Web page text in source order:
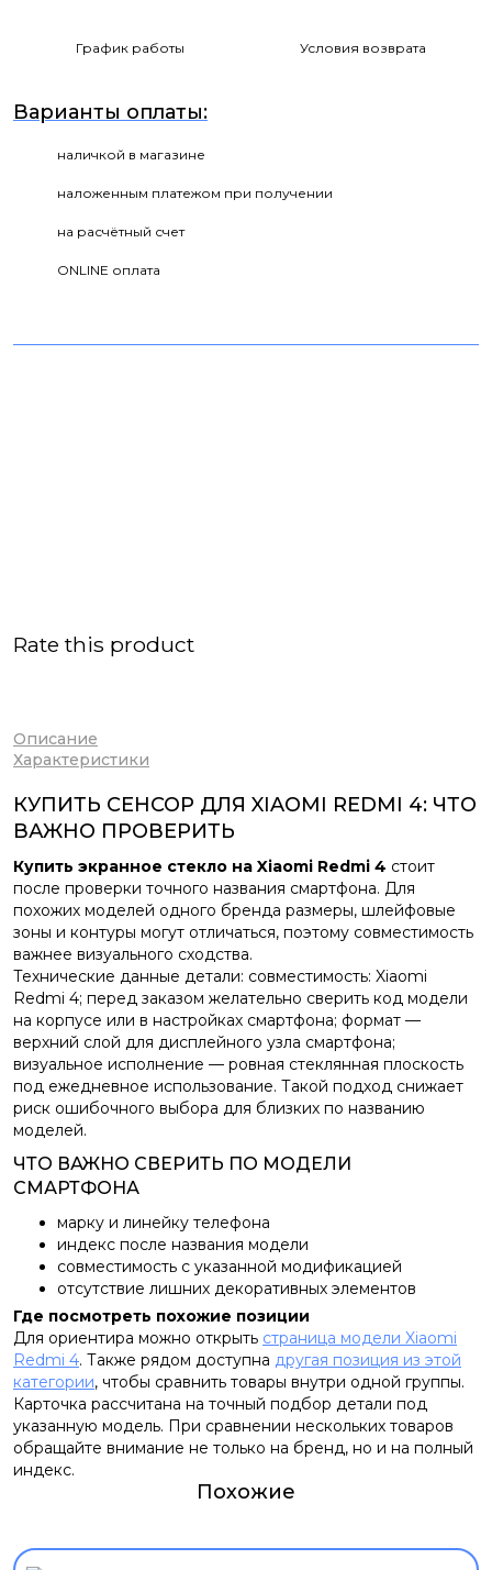
График работы Условия возврата
Варианты оплаты:
наличкой в магазине
наложенным платежом при получении
на расчётный счет
ONLINE оплата
Rate this product
Описание
Характеристики
КУПИТЬ СЕНСОР ДЛЯ XIAOMI REDMI 4: ЧТО
ВАЖНО ПРОВЕРИТЬ
Купить экранное стекло на Xiaomi Redmi 4 стоит
после проверки точного названия смартфона. Для
похожих моделей одного бренда размеры, шлейфовые
зоны и контуры могут отличаться, поэтому совместимость
важнее визуального сходства.
Технические данные детали: совместимость: Xiaomi
Redmi 4; перед заказом желательно сверить код модели
на корпусе или в настройках смартфона; формат —
верхний слой для дисплейного узла смартфона;
визуальное исполнение — ровная стеклянная плоскость
под ежедневное использование. Такой подход снижает
риск ошибочного выбора для близких по названию
моделей.
ЧТО ВАЖНО СВЕРИТЬ ПО МОДЕЛИ
СМАРТФОНА
марку и линейку телефона
индекс после названия модели
совместимость с указанной модификацией
отсутствие лишних декоративных элементов
Где посмотреть похожие позиции
Для ориентира можно открыть страница модели Xiaomi
Redmi 4. Также рядом доступна другая позиция из этой
категории, чтобы сравнить товары внутри одной группы.
Карточка рассчитана на точный подбор детали под
указанную модель. При сравнении нескольких товаров
обращайте внимание не только на бренд, но и на полный
индекс.
Похожие